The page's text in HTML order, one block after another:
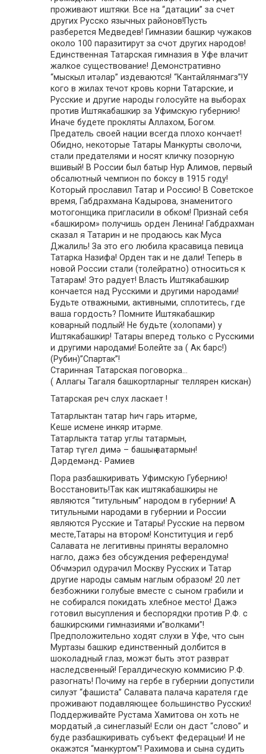
Старинная Татарская поговорка…
( Аллагы Тагаля башкортларныг теллярен кискан)
Татарская реч слух ласкает !
Татарлыктан татар һич гарь итәрме,
Кеше исмене инкяр итәрме.
Татарлыкта татар углы татармын,
Татар түгел димә – башың ватармын!
Дәрдемәнд- Рамиев
Пора разбашкиривать Уфимскую Губернию!
Восстановить!Так как иштякабашкиры не
являются “титульным” народом в губернии! А
титульными народами в губернии и России
являются Русские и Татары! Русские на первом
месте,Татары на втором! Конституция и герб
Салавата не легитивны приняты вераломно
нагло, дажэ без обсуждения референдума!
Обчмэрил одурачил Москву Русских и Татар
другие народы самым наглым образом! 20 лет
безбожники голубые вместе с сыном грабили и
не собирался покидать хлебное место! Дажэ
готовил высупления и беспорядки против Р.Ф. с
башкирскими гимназиями и”волками”!
Предположительно ходят слухи в Уфе, что сын
Муртазы башкир единственный долбится в
шоколадный глаз, можэт быть этот разврат
наследсвенный! Гералдическую коммисию Р.Ф.
разогнать! Почиму на гербе в губернии допустили
силуэт “фашиста” Салавата палача карателя где
проживают подавляющее большинство Русских!
Поддерживайте Рустама Хамитова он хоть не
мордатый ,а синеглазый! Если он даст “слово” и
буде разбашкиривать субъект федерацыи! И не
окажэтся “манкуртом”! Рахимова и сына судить